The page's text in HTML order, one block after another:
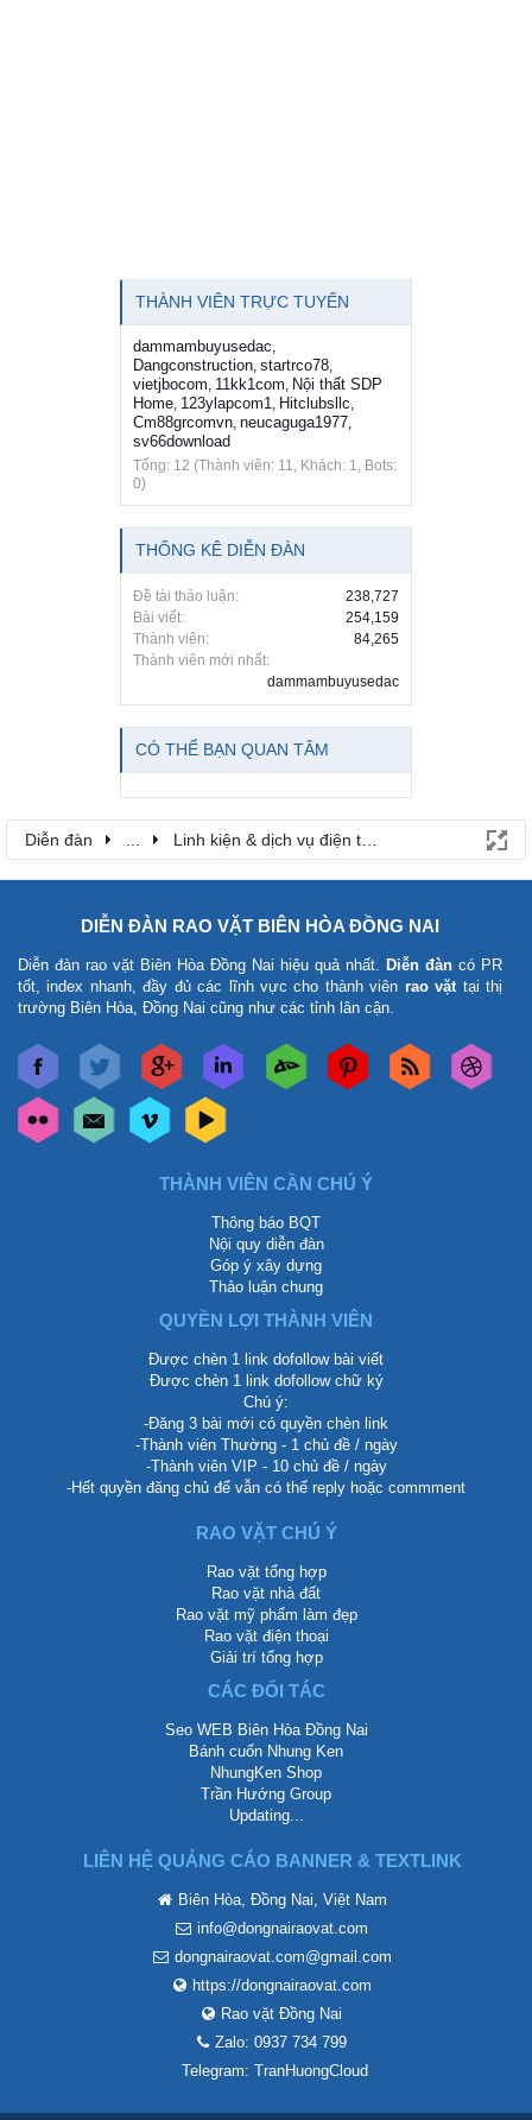
THÀNH VIÊN TRỰC TUYẾN
dammambuyusedac
Dangconstruction startrco78
vietjbocom 11kk1com Nội thất SDP
Home 123ylapcom1 Hitclubsllc
Cm88grcomvn neucaguga1977
sv66download
Tổng: 12 (Thành viên: 11, Khách: 1, Bots:
0)
THỐNG KÊ DIỄN ĐÀN
Đề tài thảo luận:
238,727
Bài viết:
254,159
Thành viên:
84,265
Thành viên mới nhất:
dammambuyusedac
CÓ THỂ BẠN QUAN TÂM
Diễn đàn Linh kiện & dịch vụ điện thoại
DIỄN ĐÀN RAO VẶT BIÊN HÒA ĐỒNG NAI
Diễn đàn rao vặt Biên Hòa Đồng Nai hiệu quả nhất. Diễn đàn có PR
tốt, index nhanh, đầy đủ các lĩnh vực cho thành viên rao vặt tại thị
trường Biên Hòa, Đồng Nai cũng như các tỉnh lân cận.
THÀNH VIÊN CẦN CHÚ Ý
Thông báo BQT
Nội quy diễn đàn
Góp ý xây dựng
Thảo luận chung
QUYỀN LỢI THÀNH VIÊN
Được chèn 1 link dofollow bài viết
Được chèn 1 link dofollow chữ ký
Chú ý:
-Đăng 3 bài mới có quyền chèn link
-Thành viên Thường - 1 chủ đề / ngày
-Thành viên VIP - 10 chủ đề / ngày
-Hết quyền đăng chủ để vẫn có thể reply hoặc commment
RAO VẶT CHÚ Ý
Rao vặt tổng hợp
Rao vặt nhà đất
Rao vặt mỹ phẩm làm đẹp
Rao vặt điện thoại
Giải trí tổng hợp
CÁC ĐỐI TÁC
Seo WEB Biên Hòa Đồng Nai
Bánh cuốn Nhung Ken
NhungKen Shop
Trần Hướng Group
Updating...
LIÊN HỆ QUẢNG CÁO BANNER & TEXTLINK
Biên Hòa, Đồng Nai, Việt Nam
info@dongnairaovat.com
dongnairaovat.com@gmail.com
https://dongnairaovat.com
Rao vặt Đồng Nai
Zalo: 0937 734 799
Telegram: TranHuongCloud